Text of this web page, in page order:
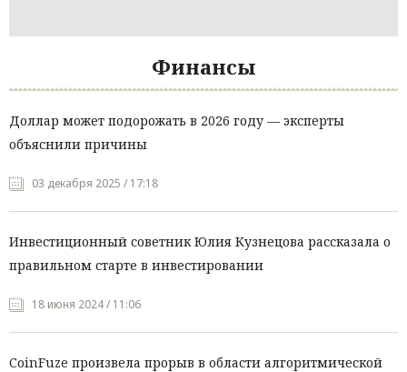
Финансы
Доллар может подорожать в 2026 году — эксперты
объяснили причины
03 декабря 2025 / 17:18
Инвестиционный советник Юлия Кузнецова рассказала о
правильном старте в инвестировании
18 июня 2024 / 11:06
CoinFuze произвела прорыв в области алгоритмической